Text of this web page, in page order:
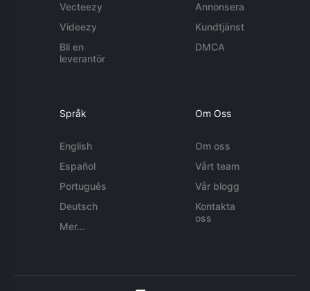
Vecteezy
Videezy
Bli en
leverantör
Annonsera
Kundtjänst
DMCA
Språk
English
Español
Português
Deutsch
Mer...
Om Oss
Om oss
Vårt team
Vår blogg
Kontakta
oss